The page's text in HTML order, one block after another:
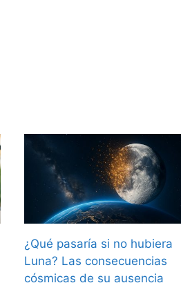
¿Qué pasaría si no hubiera
Luna? Las consecuencias
cósmicas de su ausencia